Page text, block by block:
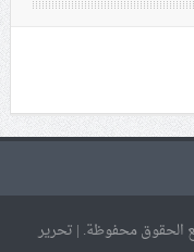
المنال. جميع الحقوق محفوظة. | تحرير